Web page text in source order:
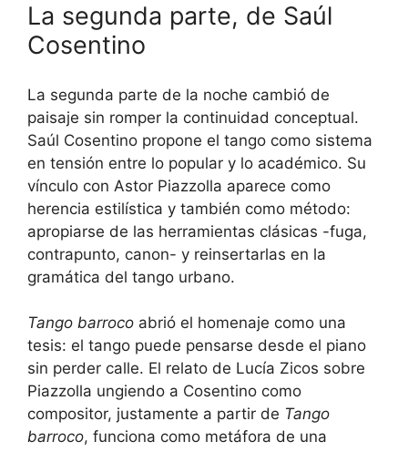
La segunda parte, de Saúl
Cosentino
La segunda parte de la noche cambió de
paisaje sin romper la continuidad conceptual.
Saúl Cosentino propone el tango como sistema
en tensión entre lo popular y lo académico. Su
vínculo con Astor Piazzolla aparece como
herencia estilística y también como método:
apropiarse de las herramientas clásicas -fuga,
contrapunto, canon- y reinsertarlas en la
gramática del tango urbano.
Tango barroco abrió el homenaje como una
tesis: el tango puede pensarse desde el piano
sin perder calle. El relato de Lucía Zicos sobre
Piazzolla ungiendo a Cosentino como
compositor, justamente a partir de Tango
barroco, funciona como metáfora de una